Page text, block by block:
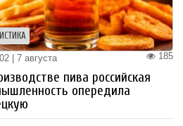
185
| 7 августа
пива российская
опередила